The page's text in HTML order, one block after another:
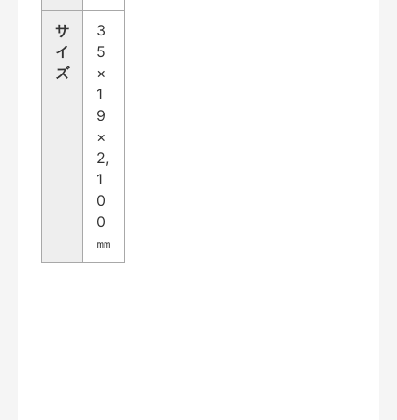
サ
イ
ズ
3
5
×
1
9
×
2,
1
0
0
㎜